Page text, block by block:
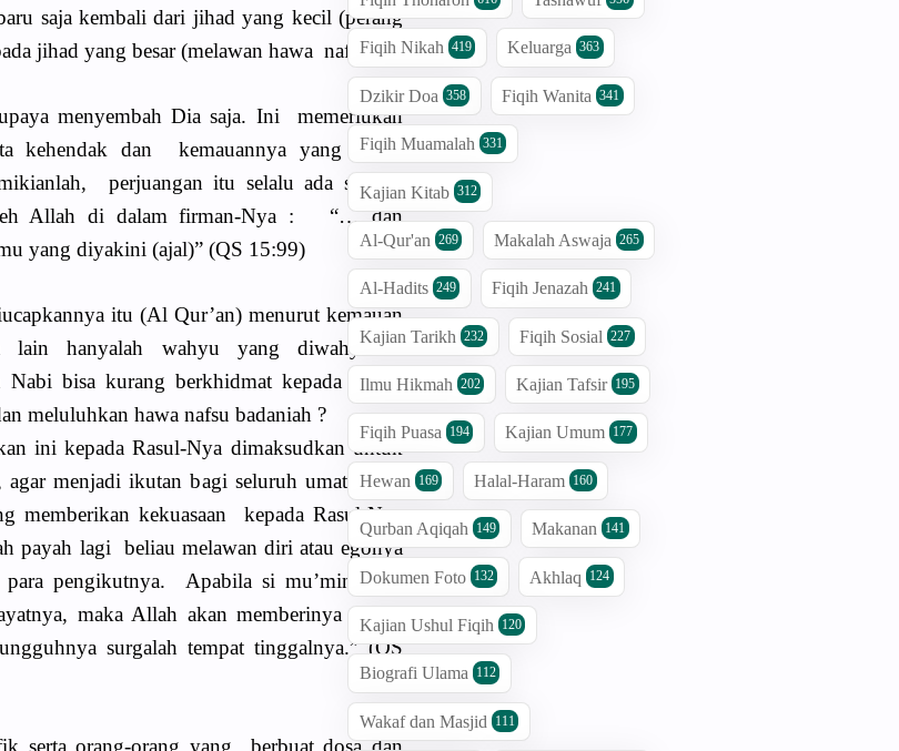
saja kembali dari jihad yang kecil (perang
jihad yang besar (melawan hawa nafsu).”
menyembah Dia saja. Ini memerlukan
kehendak dan kemauannya yang selalu
perjuangan itu selalu ada sampai
Allah di dalam firman-Nya : “… dan
yang diyakini (ajal)” (QS 15:99)
itu (Al Qur’an) menurut kemauan
hanyalah wahyu yang diwahyukan
Nabi bisa kurang berkhidmat kepada Allah,
meluluhkan hawa nafsu badaniah ?
ini kepada Rasul-Nya dimaksudkan untuk
menjadi ikutan bagi seluruh umatnya di
memberikan kekuasaan kepada Rasul-Nya
payah lagi beliau melawan diri atau egonya
pengikutnya. Apabila si mu’min terus
maka Allah akan memberinya surga,
surgalah tempat tinggalnya.” (QS
serta orang-orang yang berbuat dosa dan
Fiqih Nikah 419 Keluarga 363
Dzikir Doa 358 Fiqih Wanita 341
Fiqih Muamalah 331
Kajian Kitab 312
Al-Qur'an 269 Makalah Aswaja 265
Al-Hadits 249 Fiqih Jenazah 241
Kajian Tarikh 232 Fiqih Sosial 227
Ilmu Hikmah 202 Kajian Tafsir 195
Fiqih Puasa 194 Kajian Umum 177
Hewan 169 Halal-Haram 160
Qurban Aqiqah 149 Makanan 141
Dokumen Foto 132 Akhlaq 124
Kajian Ushul Fiqih 120
Biografi Ulama 112
Wakaf dan Masjid 111